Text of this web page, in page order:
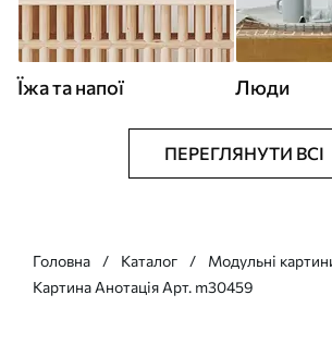
Їжа та напої Люди
ПЕРЕГЛЯНУТИ ВСІ
Головна Каталог
Модульні
Картина Анотація Арт. m30459